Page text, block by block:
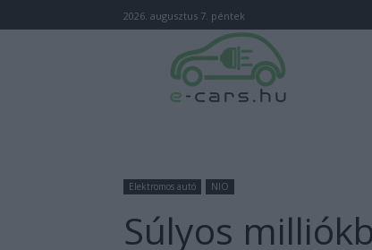
2026. augusztus 7. péntek
Elektromos autó NIO
Súlyos